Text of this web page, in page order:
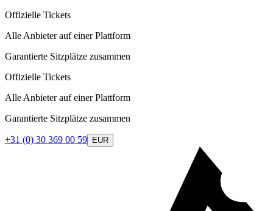
Offizielle Tickets
Alle Anbieter auf einer Plattform
Garantierte Sitzplätze zusammen
Offizielle Tickets
Alle Anbieter auf einer Plattform
Garantierte Sitzplätze zusammen
+31 (0) 30 369 00 59 EUR